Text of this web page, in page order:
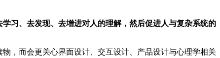
学习、去发现、去增进对人的理解，然后促进人与复杂系统的
，而会更关心界面设计、交互设计、产品设计与心理学相关